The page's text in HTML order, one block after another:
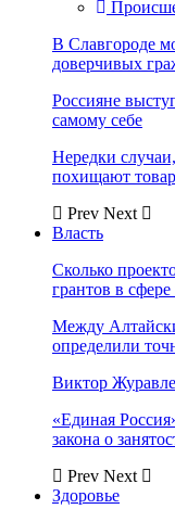
В Славгороде
доверчивых
Россияне
самому себе
Нередки
похищают
Prev Next
Власть
Сколько
грантов в
Между
определили
Виктор
«Единая
закона о
Prev Next
Здоровье